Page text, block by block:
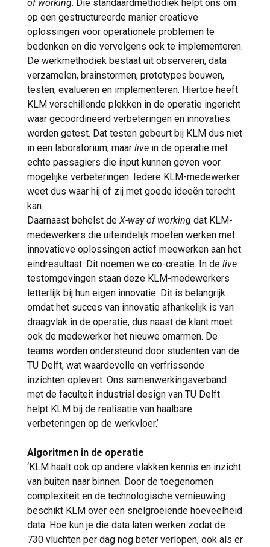
of working. Die standaardmethodiek helpt ons om
op een gestructureerde manier creatieve
oplossingen voor operationele problemen te
bedenken en die vervolgens ook te implementeren.
De werkmethodiek bestaat uit observeren, data
verzamelen, brainstormen, prototypes bouwen,
testen, evalueren en implementeren. Hiertoe heeft
KLM verschillende plekken in de operatie ingericht
waar gecoördineerd verbeteringen en innovaties
worden getest. Dat testen gebeurt bij KLM dus niet
in een laboratorium, maar live in de operatie met
echte passagiers die input kunnen geven voor
mogelijke verbeteringen. Iedere KLM-medewerker
weet dus waar hij of zij met goede ideeën terecht
kan.
Daarnaast behelst de X-way of working dat KLM-
medewerkers die uiteindelijk moeten werken met
innovatieve oplossingen actief meewerken aan het
eindresultaat. Dit noemen we co-creatie. In de live
testomgevingen staan deze KLM-medewerkers
letterlijk bij hun eigen innovatie. Dit is belangrijk
omdat het succes van innovatie afhankelijk is van
draagvlak in de operatie, dus naast de klant moet
ook de medewerker het nieuwe omarmen. De
teams worden ondersteund door studenten van de
TU Delft, wat waardevolle en verfrissende
inzichten oplevert. Ons samenwerkingsverband
met de faculteit industrial design van TU Delft
helpt KLM bij de realisatie van haalbare
verbeteringen op de werkvloer.’
Algoritmen in de operatie
‘KLM haalt ook op andere vlakken kennis en inzicht
van buiten naar binnen. Door de toegenomen
complexiteit en de technologische vernieuwing
beschikt KLM over een snelgroeiende hoeveelheid
data. Hoe kun je die data laten werken zodat de
730 vluchten per dag nog beter verlopen, ook als er